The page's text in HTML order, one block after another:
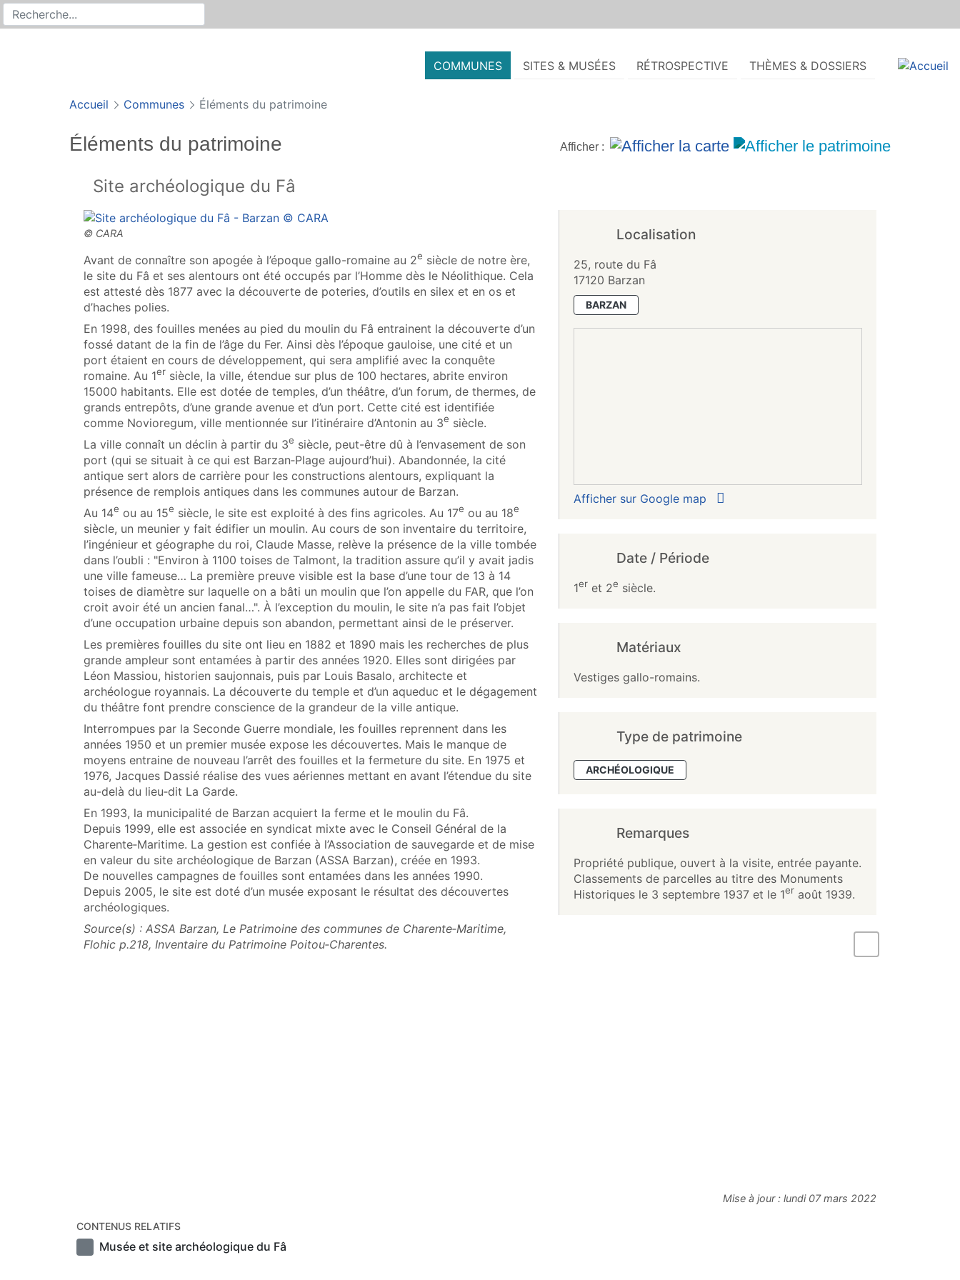
Recherche sur le site
Rechercher
COMMUNES SITES & MUSÉES RÉTROSPECTIVE THÈMES & DOSSIERS
Accueil Communes Éléments du patrimoine
Afficher :
Éléments du patrimoine
Site archéologique du Fâ
Avant de connaître son apogée à l’époque gallo-romaine au 2e siècle de notre ère,
le site du Fâ et ses alentours ont été occupés par l’Homme dès le Néolithique. Cela
est attesté dès 1877 avec la découverte de poteries, d’outils en silex et en os et
d’haches polies.
En 1998, des fouilles menées au pied du moulin du Fâ entrainent la découverte d’un
fossé datant de la fin de l’âge du Fer. Ainsi dès l’époque gauloise, une cité et un
port étaient en cours de développement, qui sera amplifié avec la conquête
romaine. Au 1er siècle, la ville, étendue sur plus de 100 hectares, abrite environ
15000 habitants. Elle est dotée de temples, d’un théâtre, d’un forum, de thermes, de
grands entrepôts, d’une grande avenue et d’un port. Cette cité est identifiée
comme Novioregum, ville mentionnée sur l’itinéraire d’Antonin au 3e siècle.
La ville connaît un déclin à partir du 3e siècle, peut-être dû à l’envasement de son
port (qui se situait à ce qui est Barzan‑Plage aujourd’hui). Abandonnée, la cité
antique sert alors de carrière pour les constructions alentours, expliquant la
présence de remplois antiques dans les communes autour de Barzan.
Au 14e ou au 15e siècle, le site est exploité à des fins agricoles. Au 17e ou au 18e
siècle, un meunier y fait édifier un moulin. Au cours de son inventaire du territoire,
l’ingénieur et géographe du roi, Claude Masse, relève la présence de la ville tombée
dans l’oubli : "Environ à 1100 toises de Talmont, la tradition assure qu’il y avait jadis
une ville fameuse… La première preuve visible est la base d’une tour de 13 à 14
toises de diamètre sur laquelle on a bâti un moulin que l’on appelle du FAR, que l’on
croit avoir été un ancien fanal…". À l’exception du moulin, le site n’a pas fait l’objet
d’une occupation urbaine depuis son abandon, permettant ainsi de le préserver.
Les premières fouilles du site ont lieu en 1882 et 1890 mais les recherches de plus
grande ampleur sont entamées à partir des années 1920. Elles sont dirigées par
Léon Massiou, historien saujonnais, puis par Louis Basalo, architecte et
archéologue royannais. La découverte du temple et d’un aqueduc et le dégagement
du théâtre font prendre conscience de la grandeur de la ville antique.
Interrompues par la Seconde Guerre mondiale, les fouilles reprennent dans les
années 1950 et un premier musée expose les découvertes. Mais le manque de
moyens entraine de nouveau l’arrêt des fouilles et la fermeture du site. En 1975 et
1976, Jacques Dassié réalise des vues aériennes mettant en avant l’étendue du site
au-delà du lieu‑dit La Garde.
En 1993, la municipalité de Barzan acquiert la ferme et le moulin du Fâ.
Depuis 1999, elle est associée en syndicat mixte avec le Conseil Général de la
Charente‑Maritime. La gestion est confiée à l’Association de sauvegarde et de mise
en valeur du site archéologique de Barzan (ASSA Barzan), créée en 1993.
De nouvelles campagnes de fouilles sont entamées dans les années 1990.
Depuis 2005, le site est doté d’un musée exposant le résultat des découvertes
archéologiques.
Source(s) : ASSA Barzan, Le Patrimoine des communes de Charente‑Maritime,
Flohic p.218, Inventaire du Patrimoine Poitou‑Charentes.
Localisation
25, route du Fâ
17120 Barzan
BARZAN
Afficher sur Google map
Date / Période
1er et 2e siècle.
Matériaux
Vestiges gallo-romains.
Type de patrimoine
ARCHÉOLOGIQUE
Remarques
Propriété publique, ouvert à la visite, entrée payante.
Classements de parcelles au titre des Monuments
Historiques le 3 septembre 1937 et le 1er août 1939.
Mise à jour : lundi 07 mars 2022
CONTENUS RELATIFS
Musée et site archéologique du Fâ